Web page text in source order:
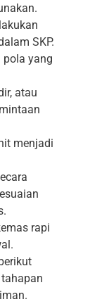
SKP.
pola yang
atau
menjadi
rapi